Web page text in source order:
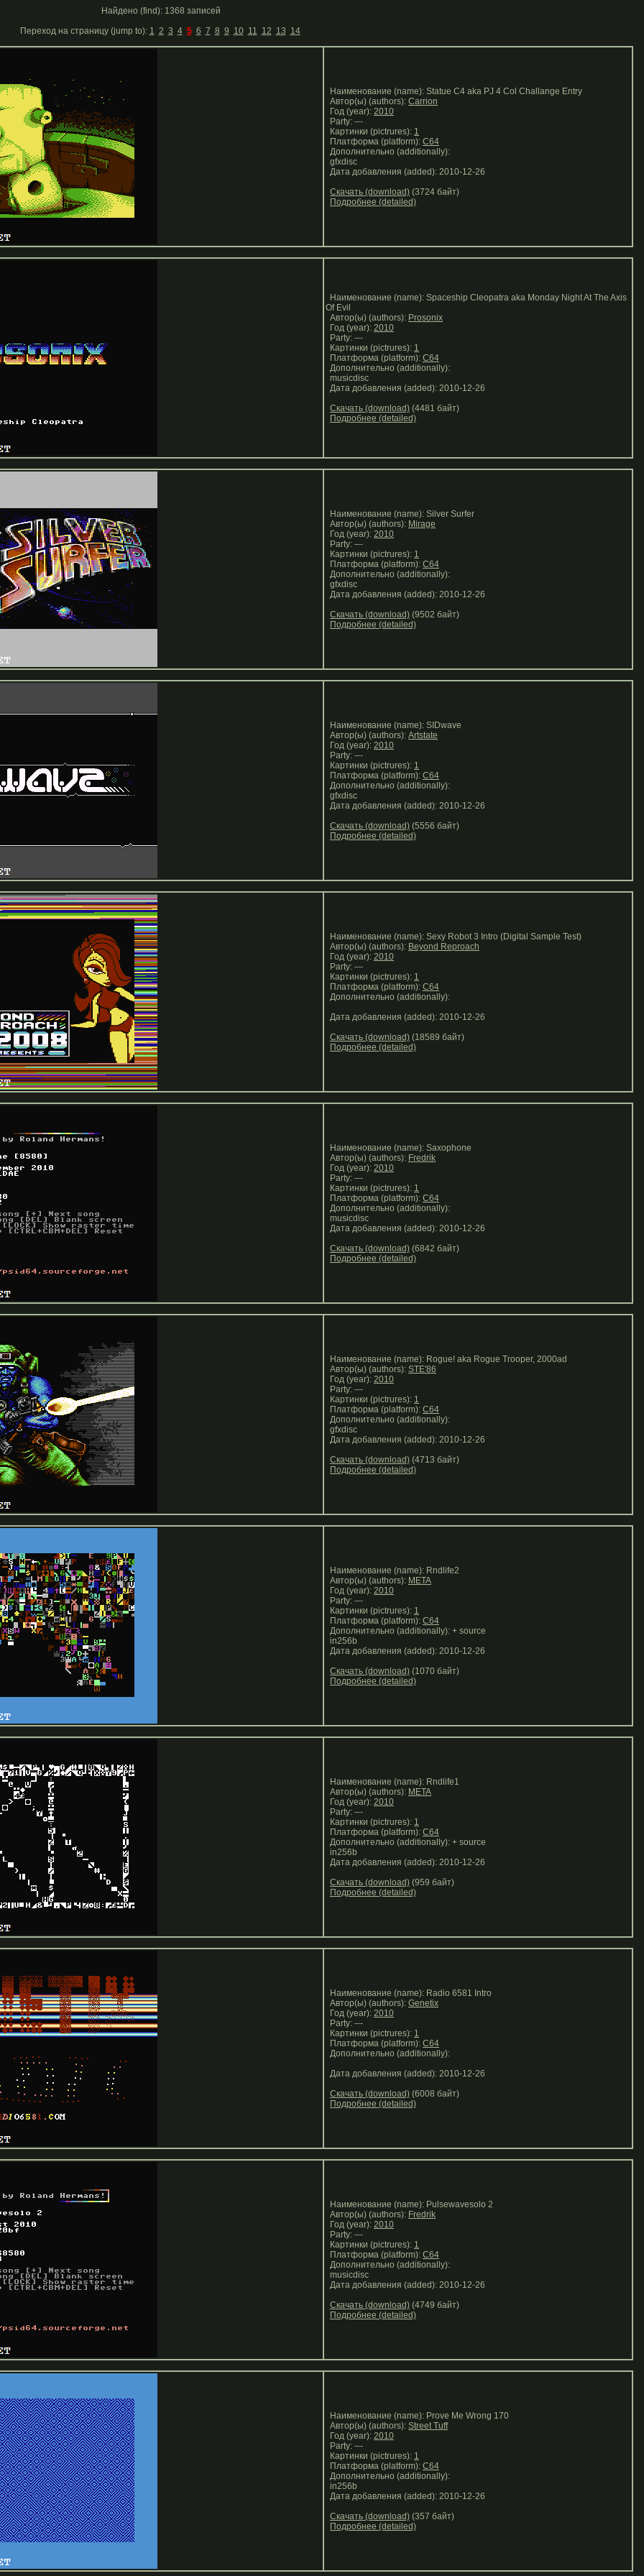
Найдено (find): 1368 записей
Переход на страницу (jump to): 1 2 3 4 5 6 7 8 9 10 11 12 13 14
Наименование (name): Statue C4 aka PJ 4 Col Challange Entry
Автор(ы) (authors): Carrion
Год (year): 2010
Party: ---
Картинки (pictrures): 1
Платформа (platform): C64
Дополнительно (additionally):
gfxdisc
Дата добавления (added): 2010-12-26
Скачать (download) (3724 байт)
Подробнее (detailed)
Наименование (name): Spaceship Cleopatra aka Monday Night At The Axis
Of Evil
Автор(ы) (authors): Prosonix
Год (year): 2010
Party: ---
Картинки (pictrures): 1
Платформа (platform): C64
Дополнительно (additionally):
musicdisc
Дата добавления (added): 2010-12-26
Скачать (download) (4481 байт)
Подробнее (detailed)
Наименование (name): Silver Surfer
Автор(ы) (authors): Mirage
Год (year): 2010
Party: ---
Картинки (pictrures): 1
Платформа (platform): C64
Дополнительно (additionally):
gfxdisc
Дата добавления (added): 2010-12-26
Скачать (download) (9502 байт)
Подробнее (detailed)
Наименование (name): SIDwave
Автор(ы) (authors): Artstate
Год (year): 2010
Party: ---
Картинки (pictrures): 1
Платформа (platform): C64
Дополнительно (additionally):
gfxdisc
Дата добавления (added): 2010-12-26
Скачать (download) (5556 байт)
Подробнее (detailed)
Наименование (name): Sexy Robot 3 Intro (Digital Sample Test)
Автор(ы) (authors): Beyond Reproach
Год (year): 2010
Party: ---
Картинки (pictrures): 1
Платформа (platform): C64
Дополнительно (additionally):
Дата добавления (added): 2010-12-26
Скачать (download) (18589 байт)
Подробнее (detailed)
Наименование (name): Saxophone
Автор(ы) (authors): Fredrik
Год (year): 2010
Party: ---
Картинки (pictrures): 1
Платформа (platform): C64
Дополнительно (additionally):
musicdisc
Дата добавления (added): 2010-12-26
Скачать (download) (6842 байт)
Подробнее (detailed)
Наименование (name): Rogue! aka Rogue Trooper, 2000ad
Автор(ы) (authors): STE'86
Год (year): 2010
Party: ---
Картинки (pictrures): 1
Платформа (platform): C64
Дополнительно (additionally):
gfxdisc
Дата добавления (added): 2010-12-26
Скачать (download) (4713 байт)
Подробнее (detailed)
Наименование (name): Rndlife2
Автор(ы) (authors): META
Год (year): 2010
Party: ---
Картинки (pictrures): 1
Платформа (platform): C64
Дополнительно (additionally): + source
in256b
Дата добавления (added): 2010-12-26
Скачать (download) (1070 байт)
Подробнее (detailed)
Наименование (name): Rndlife1
Автор(ы) (authors): META
Год (year): 2010
Party: ---
Картинки (pictrures): 1
Платформа (platform): C64
Дополнительно (additionally): + source
in256b
Дата добавления (added): 2010-12-26
Скачать (download) (959 байт)
Подробнее (detailed)
Наименование (name): Radio 6581 Intro
Автор(ы) (authors): Genetix
Год (year): 2010
Party: ---
Картинки (pictrures): 1
Платформа (platform): C64
Дополнительно (additionally):
Дата добавления (added): 2010-12-26
Скачать (download) (6008 байт)
Подробнее (detailed)
Наименование (name): Pulsewavesolo 2
Автор(ы) (authors): Fredrik
Год (year): 2010
Party: ---
Картинки (pictrures): 1
Платформа (platform): C64
Дополнительно (additionally):
musicdisc
Дата добавления (added): 2010-12-26
Скачать (download) (4749 байт)
Подробнее (detailed)
Наименование (name): Prove Me Wrong 170
Автор(ы) (authors): Street Tuff
Год (year): 2010
Party: ---
Картинки (pictrures): 1
Платформа (platform): C64
Дополнительно (additionally):
in256b
Дата добавления (added): 2010-12-26
Скачать (download) (357 байт)
Подробнее (detailed)